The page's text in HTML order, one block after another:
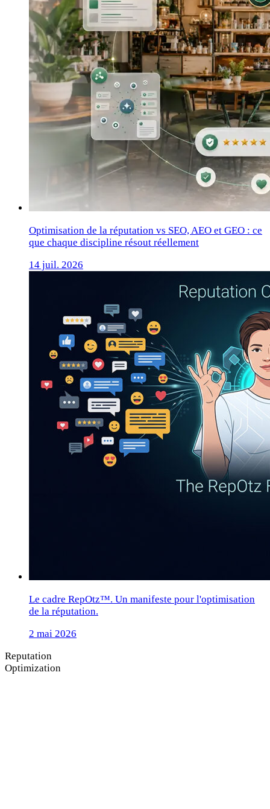
Optimisation de la réputation vs SEO, AEO et GEO : ce
que chaque discipline résout réellement
14 juil. 2026
Le cadre RepOtz™. Un manifeste pour l'optimisation
de la réputation.
2 mai 2026
Reputation
Optimization